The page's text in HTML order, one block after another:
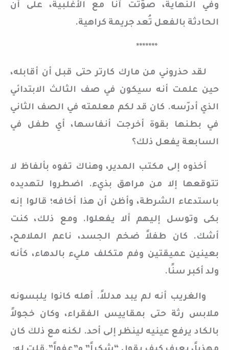
وفي النهاية، صوّتت آنا مع الأغلبية، على أن
الحادثة بالفعل تُعد جريمة كراهية.
*******
لقد حذروني من مارك كارتر حتى قبل أن أقابله،
حين علمت أنه سيكون في صف الثالث الابتدائي
الذي أدرّسه. كان قد لكم معلمته في الصف الثاني
في بطنها بقوة أخرجت أنفاسها، أي طفل في
السابعة يفعل ذلك؟
أخذوه إلى مكتب المدير، وهناك تفوه بألفاظ لا
تتوقعها إلا من مراهق بذيء. اضطروا لتهديده
باستدعاء الشرطة، وأظن أن هذا أخافه؛ قالوا إنه
بكى وتوسل إليهم ألا يفعلوا. ومع ذلك، كنت
أشك. كان طفلاً ضخم الجسد، ناعم الملامح،
بعينين عميقتين وفم متكلف مليء بالدهاء، كأنه
ولد أكبر سنًا.
والغريب أنه لم يبد مدللاً. أهله كانوا يلبسونه
ملابس رثة حتى بمقاييس الفقراء، وكان خجولاً
بالكاد يرفع عينيه لينظر إلى أحد. لكنه مع ذلك كان